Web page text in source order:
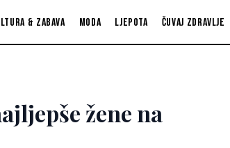
& zabava Moda Ljepota Čuvaj zdravlje
žene na